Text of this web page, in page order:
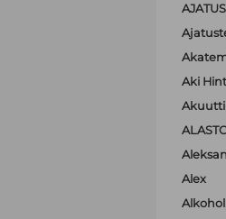
Aki
Akuutti
Alex